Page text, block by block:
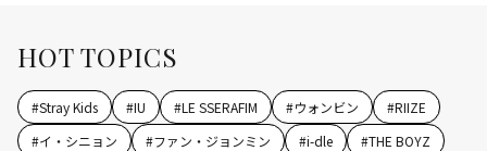
HOT TOPICS
#Stray Kids #IU #LE SSERAFIM #ウォンビン #RIIZE
#イ・シニョン #ファン・ジョンミン #i-dle #THE BOYZ